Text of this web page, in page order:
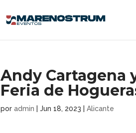
Andy Cartagena
Feria de
poradmin |Jun 18, 2023 |Alicante